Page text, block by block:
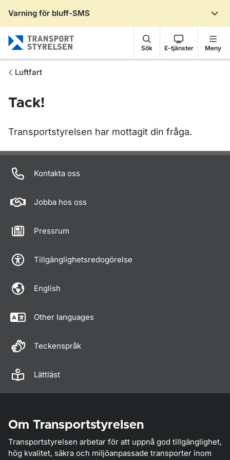
Varning för bluff-SMS
Sök E-tjänster Meny
Luftfart
Tack!
Transportstyrelsen har mottagit din fråga.
Om sidan
Kontakta oss
Jobba hos oss
Pressrum
Tillgänglighetsredogörelse
English
Other languages
Teckenspråk
Lättläst
Om Transportstyrelsen
Transportstyrelsen arbetar för att uppnå god tillgänglighet,
hög kvalitet, säkra och miljöanpassade transporter inom